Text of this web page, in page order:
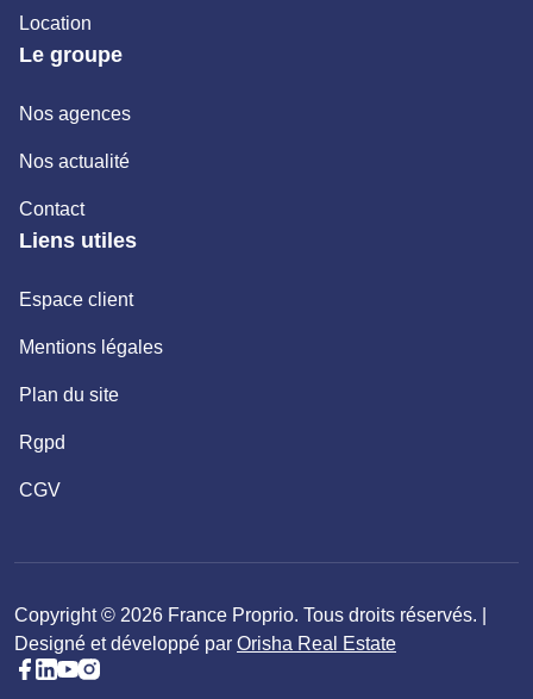
Location
Le groupe
Nos agences
Nos actualité
Contact
Liens utiles
Espace client
Mentions légales
Plan du site
Rgpd
CGV
Copyright © 2026 France Proprio. Tous droits réservés. |
Designé et développé par Orisha Real Estate